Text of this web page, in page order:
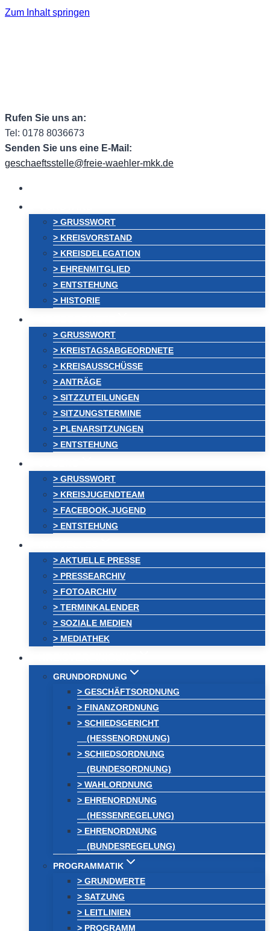
Zum Inhalt springen
Rufen Sie uns an:
Tel: 0178 8036673
Senden Sie uns eine E-Mail:
geschaeftsstelle@freie-waehler-mkk.de
> GRUSSWORT
> KREISVORSTAND
> KREISDELEGATION
> EHRENMITGLIED
> ENTSTEHUNG
> HISTORIE
> GRUSSWORT
> KREISTAGSABGEORDNETE
> KREISAUSSCHÜSSE
> ANTRÄGE
> SITZZUTEILUNGEN
> SITZUNGSTERMINE
> PLENARSITZUNGEN
> ENTSTEHUNG
> GRUSSWORT
> KREISJUGENDTEAM
> FACEBOOK-JUGEND
> ENTSTEHUNG
> AKTUELLE PRESSE
> PRESSEARCHIV
> FOTOARCHIV
> TERMINKALENDER
> SOZIALE MEDIEN
> MEDIATHEK
GRUNDORDNUNG
> GESCHÄFTSORDNUNG
> FINANZORDNUNG
> SCHIEDSGERICHT
(HESSENORDNUNG)
> SCHIEDSORDNUNG
(BUNDESORDNUNG)
> WAHLORDNUNG
> EHRENORDNUNG
(HESSENREGELUNG)
> EHRENORDNUNG
(BUNDESREGELUNG)
PROGRAMMATIK
> GRUNDWERTE
> SATZUNG
> LEITLINIEN
> PROGRAMM